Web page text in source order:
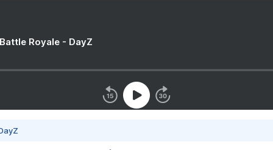
Royale - DayZ